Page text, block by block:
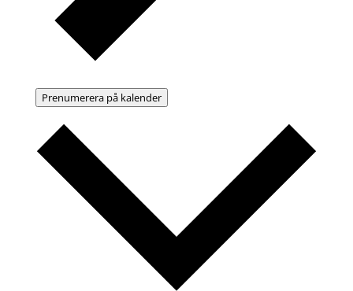
Prenumerera på kalender